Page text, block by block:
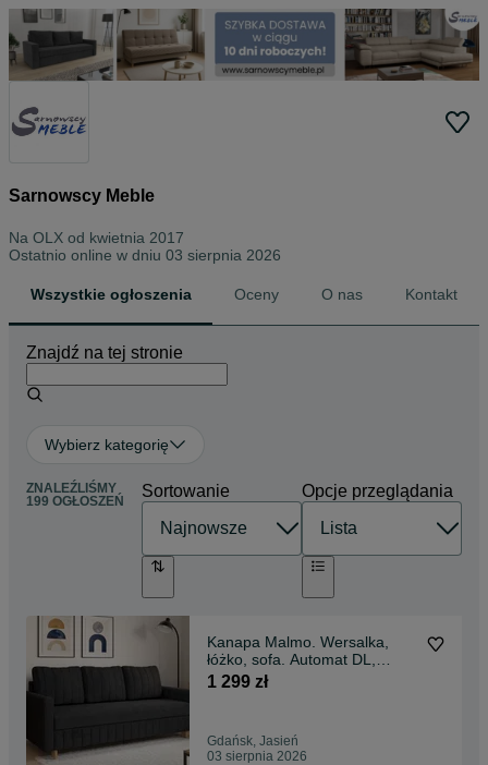
Sarnowscy Meble
Na OLX od kwietnia 2017
Ostatnio online w dniu 03 sierpnia 2026
Wszystkie ogłoszenia Oceny O nas Kontakt
Znajdź na tej stronie
Wybierz kategorię
ZNALEŹLIŚMY
199 OGŁOSZEŃ
Sortowanie Opcje przeglądania
Kanapa Malmo. Wersalka,
łóżko, sofa. Automat DL,
funkcja spania!
1 299 zł
Gdańsk, Jasień
03 sierpnia 2026